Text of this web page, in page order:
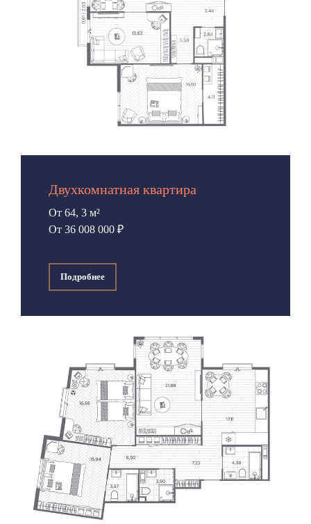
Двухкомнатная квартира
От 64, 3 м²
От 36 008 000 ₽
Подробнее